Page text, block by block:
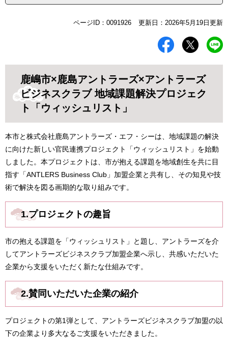
ページID：0091926 更新日：2026年5月19日更新
鹿嶋市×鹿島アントラーズ×アントラーズ
ビジネスクラブ 地域課題解決プロジェク
ト「ウィッシュリスト」
本市と株式会社鹿島アントラーズ・エフ・シーは、地域課題の解決
に向けた新しい官民連携プロジェクト「ウィッシュリスト」を始動
しました。本プロジェクトは、市が抱える課題を地域創生を共に目
指す「ANTLERS Business Club」加盟企業と共有し、その知見や技
術で解決を図る画期的な取り組みです。
1.プロジェクトの趣旨
市の抱える課題を「ウィッシュリスト」と題し、アントラーズを介
してアントラーズビジネスクラブ加盟企業へ示し、共感いただいた
企業から支援をいただく新たな仕組みです。
2.賛同いただいた企業の紹介
プロジェクトの第1弾として、アントラーズビジネスクラブ加盟の以
下の企業より多大なるご支援をいただきました。